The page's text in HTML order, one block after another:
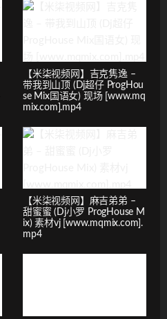
【米柒视频网】吉克隽逸 –
带我到山顶 (Dj超仔 ProgHou
se Mix国语女) 现场 [www.mq
mix.com].mp4
【米柒视频网】麻吉弟弟 –
甜蜜蜜 (Dj小罗 ProgHouse M
ix) 素材vj [www.mqmix.com].
mp4